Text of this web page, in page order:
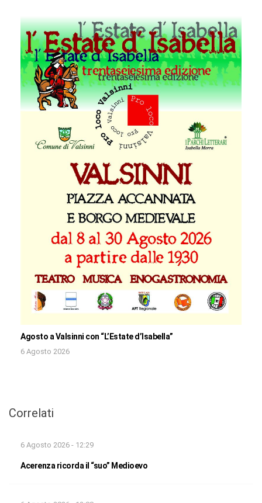
Agosto a Valsinni con “L’Estate d’Isabella”
6 Agosto 2026
Correlati
6 Agosto 2026 - 12:29
Acerenza ricorda il “suo” Medioevo